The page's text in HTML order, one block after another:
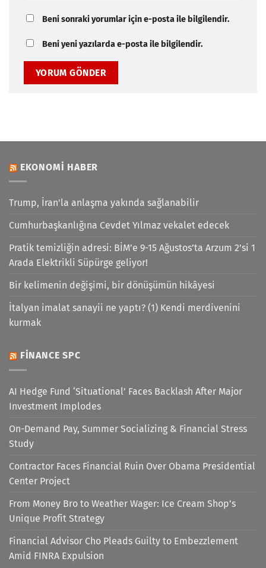
Beni sonraki yorumlar için e-posta ile bilgilendir.
Beni yeni yazılarda e-posta ile bilgilendir.
EKONOMI HABER
Trump, İran'la anlaşma yakında sağlanabilir
Cumhurbaşkanlığına Cevdet Yılmaz vekalet edecek
Pratik temizliğin adresi: BİM’e 9-15 Ağustos’ta Arzum 2’si 1
Arada Elektrikli Süpürge geliyor!
Bir kelimenin değişimi, bir dönüşümün hikâyesi
İtalyan imalat sanayii ne yaptı? (1) Kendi merdivenini
kurmak
FINANCE SPC
AI Hedge Fund ‘Situational’ Faces Backlash After Major
Investment Implodes
On-Demand Pay, Summer Socializing & Financial Stress
Study
Contractor Faces Financial Ruin Over Obama Presidential
Center Project
From Money Bro to Weather Wager: Ice Cream Shop’s
Unique Profit Strategy
Financial Advisor Cho Pleads Guilty to Embezzlement
Amid FINRA Expulsion